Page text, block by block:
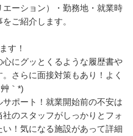
ーション）・勤務地・就業時
ご紹介します。
す！
にグッとくるような履歴書や
さらに面接対策もあり！よく
｀*)
ポート！就業開始前の不安は
のスタッフがしっかりとフォ
！気になる施設があって詳細